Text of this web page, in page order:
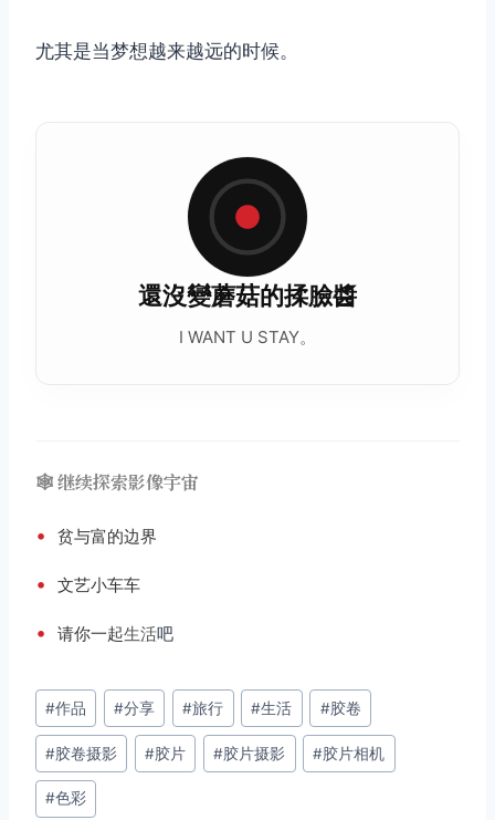
尤其是当梦想越来越远的时候。
還沒變蘑菇的揉臉醬
I WANT U STAY。
🕸️ 继续探索影像宇宙
• 贫与富的边界
• 文艺小车车
• 请你一起生活吧
文
章
标
签：
#作品 #分享 #旅行 #生活 #胶卷
#胶卷摄影 #胶片 #胶片摄影 #胶片相机
#色彩